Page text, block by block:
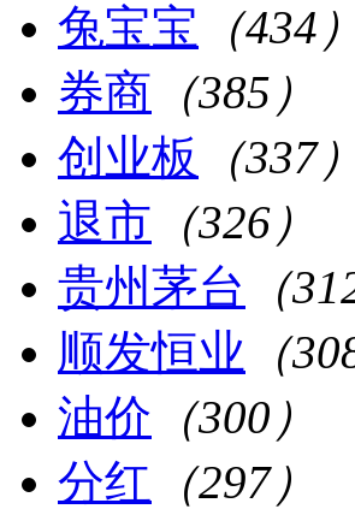
兔宝宝 （434）
券商 （385）
创业板
（337）
退市 （326）
贵州茅台 （
顺发恒业 （
油价 （300）
分红 （297）